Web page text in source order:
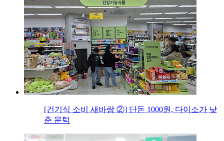
[건기식 소비 새바람 ②] 단돈 1000원, 다이소가 낮
춘 문턱